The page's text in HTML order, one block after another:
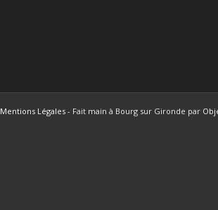
Mentions Légales - Fait main à Bourg sur Gironde par